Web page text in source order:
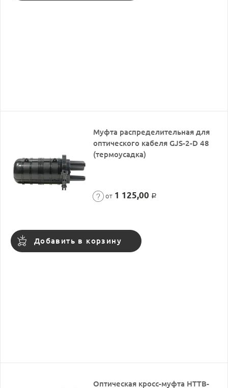
Муфта распределительная для
оптического кабеля GJS-2-D 48
(термоусадка)
от 1 125,00 Р
Добавить в корзину
Оптическая кросс-муфта HTTB-